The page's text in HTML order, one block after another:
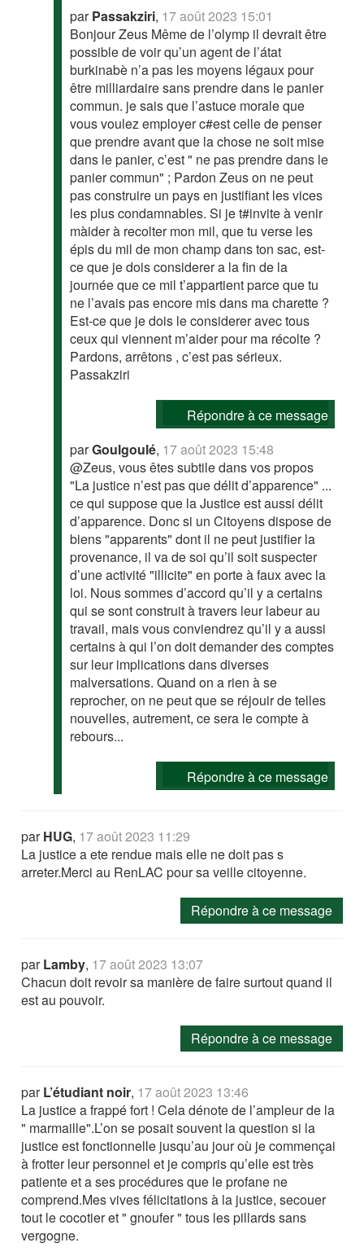
parPassakziri, 17 août 2023 15:01
Bonjour Zeus Même de l’olymp il devrait être
possible de voir qu’un agent de l’átat
burkinabè n’a pas les moyens légaux pour
être milliardaire sans prendre dans le panier
commun. je sais que l’astuce morale que
vous voulez employer c#est celle de penser
que prendre avant que la chose ne soit mise
dans le panier, c’est " ne pas prendre dans le
panier commun" ; Pardon Zeus on ne peut
pas construire un pays en justifiant les vices
les plus condamnables. Si je t#invite à venir
màider à recolter mon mil, que tu verse les
épis du mil de mon champ dans ton sac, est-
ce que je dois considerer a la fin de la
journée que ce mil t’appartient parce que tu
ne l’avais pas encore mis dans ma charette ?
Est-ce que je dois le considerer avec tous
ceux qui viennent m’aider pour ma récolte ?
Pardons, arrêtons , c’est pas sérieux.
Passakziri
Répondre à ce message
parGoulgoulé, 17 août 2023 15:48
@Zeus, vous êtes subtile dans vos propos
"La justice n’est pas que délit d’apparence" ...
ce qui suppose que la Justice est aussi délit
d’apparence. Donc si un Citoyens dispose de
biens "apparents" dont il ne peut justifier la
provenance, il va de soi qu’il soit suspecter
d’une activité "illicite" en porte à faux avec la
loi. Nous sommes d’accord qu’il y a certains
qui se sont construit à travers leur labeur au
travail, mais vous conviendrez qu’il y a aussi
certains à qui l’on doit demander des comptes
sur leur implications dans diverses
malversations. Quand on a rien à se
reprocher, on ne peut que se réjouir de telles
nouvelles, autrement, ce sera le compte à
rebours...
Répondre à ce message
parHUG, 17 août 2023 11:29
La justice a ete rendue mais elle ne doit pas s
arreter.Merci au RenLAC pour sa veille citoyenne.
Répondre à ce message
parLamby, 17 août 2023 13:07
Chacun doit revoir sa manière de faire surtout quand il
est au pouvoir.
Répondre à ce message
parL’étudiant noir, 17 août 2023 13:46
La justice a frappé fort ! Cela dénote de l’ampleur de la
" marmaille".L’on se posait souvent la question si la
justice est fonctionnelle jusqu’au jour où je commençai
à frotter leur personnel et je compris qu’elle est très
patiente et a ses procédures que le profane ne
comprend.Mes vives félicitations à la justice, secouer
tout le cocotier et " gnoufer " tous les pillards sans
vergogne.